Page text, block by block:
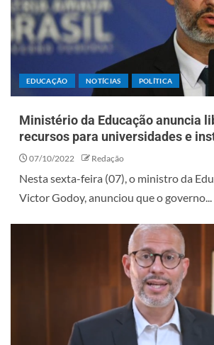
EDUCAÇÃO NOTÍCIAS POLÍTICA
Ministério da Educação anuncia
recursos para universidades e
07/10/2022 Redação
Nesta sexta-feira (07), o ministro da
Victor Godoy, anunciou que o governo...